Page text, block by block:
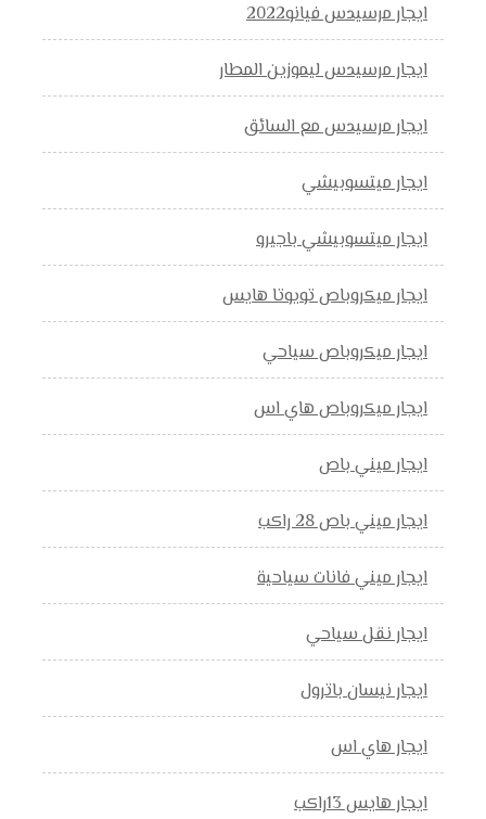
ايجار مرسيدس فيانو2022
ايجار مرسيدس ليموزين المطار
ايجار مرسيدس مع السائق
ايجار ميتسوبيشي
ايجار ميتسوبيشي باجيرو
ايجار ميكروباص تويوتا هايس
ايجار ميكروباص سياحي
ايجار ميكروباص هاي اس
ايجار ميني باص
ايجار ميني باص 28 راكب
ايجار ميني فانات سياحية
ايجار نقل سياحي
ايجار نيسان باترول
ايجار هاي اس
ايجار هايس 13راكب